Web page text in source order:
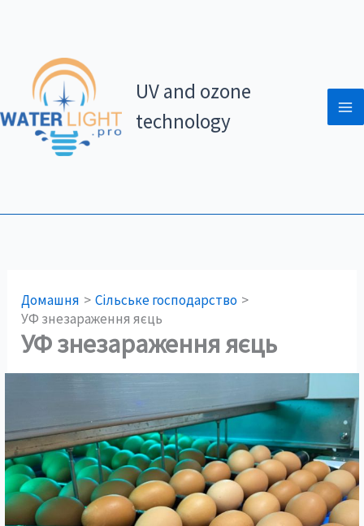
UV and ozone
technology
Домашня
Сільське господарство
УФ знезараження яєць
УФ знезараження яєць